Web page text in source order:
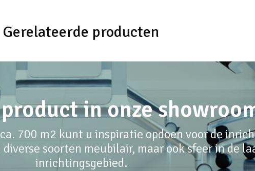
Gerelateerde producten
in onze
700 m2 kunt u inspiratie opdoen voor de
soorten meubilair, maar ook sfeer in de
inrichtingsgebied.